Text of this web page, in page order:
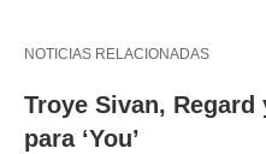
NOTICIAS RELACIONADAS
Troye Sivan, Regard
para ‘You’